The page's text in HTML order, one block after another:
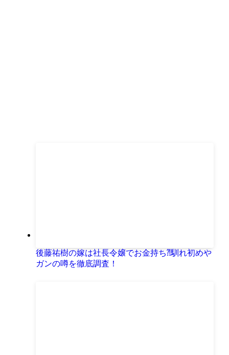
後藤祐樹の嫁は社長令嬢でお金持ち⁈馴れ初めや
ガンの噂を徹底調査！